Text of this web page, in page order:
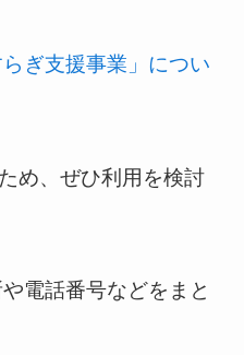
ぎ支援事業」につい
め、ぜひ利用を検討
電話番号などをまと